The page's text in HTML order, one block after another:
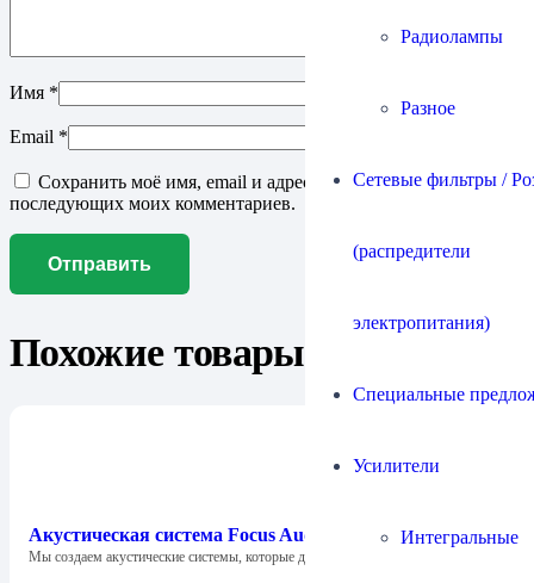
Радиолампы
Разное
Сетевые фильтры /
(распредители
электропитания)
Специальные
Усилители
Интегральные
Имя *
Email *
Сохранить моё имя, email и адрес сайта в этом браузере для
последующих моих комментариев.
Похожие товары
Акустическая система Focus Audio FCC 1 SE Center
Мы создаем акустические системы, которые дарят…